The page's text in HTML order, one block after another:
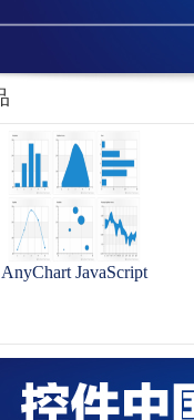
AnyChart JavaScript